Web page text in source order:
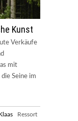
Kunst
Verkäufe
mit
Seine im
Ressort